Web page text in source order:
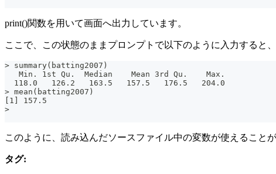
print()関数を用いて画面へ出力しています。
ここで、この状態のままプロンプトで以下のように入力すると、
> summary(batting2007)
   Min. 1st Qu.  Median    Mean 3rd Qu.    Max.
  118.0   126.2   163.5   157.5   176.5   204.0
> mean(batting2007)
[1] 157.5
>
このように、読み込んだソースファイル中の変数が使えること
タグ: